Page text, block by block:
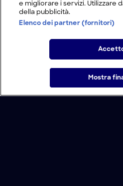
e migliorare i servizi. Utilizzare
della pubblicità.
Elenco dei partner (fornitori)
Mostra